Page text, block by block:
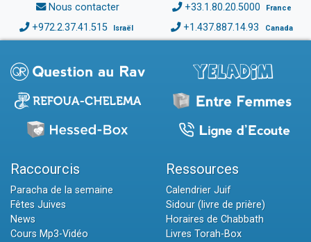
Nous contacter +33.1.80.20.5000 France
+972.2.37.41.515 Israël +1.437.887.14.93 Canada
Raccourcis
Paracha de la semaine
Fêtes Juives
News
Cours Mp3-Vidéo
Ressources
Calendrier Juif
Sidour (livre de prière)
Horaires de Chabbath
Livres Torah-Box